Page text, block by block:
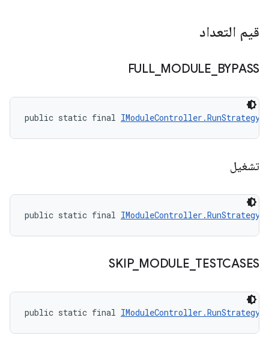
قيم التعداد
FULL_ MODULE BYPASS
public static final IModuleController.RunStrategy
تشغيل
public static final IModuleController.RunStrategy
SKIP_ MODULE TESTCASES
public static final IModuleController.RunStrategy